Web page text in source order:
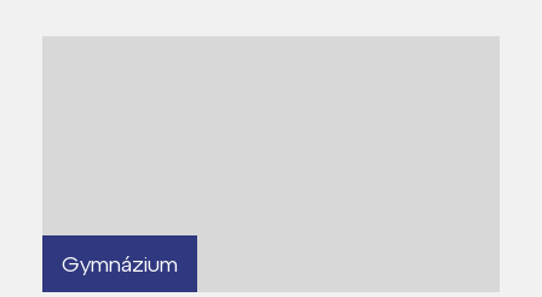
Gymnázium